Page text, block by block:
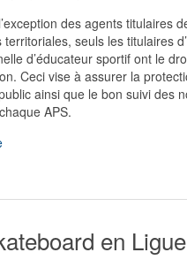
des agents titulaires
territoriales, seuls les titulaires
d’éducateur sportif ont le
Ceci vise à assurer la
ainsi que le bon suivi des
APS.
en Ligue